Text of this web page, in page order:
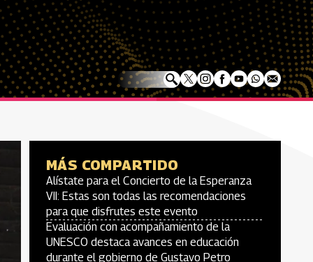
MÁS COMPARTIDO
Alístate para el Concierto de la Esperanza
VII: Estas son todas las recomendaciones
para que disfrutes este evento
Evaluación con acompañamiento de la
UNESCO destaca avances en educación
durante el gobierno de Gustavo Petro